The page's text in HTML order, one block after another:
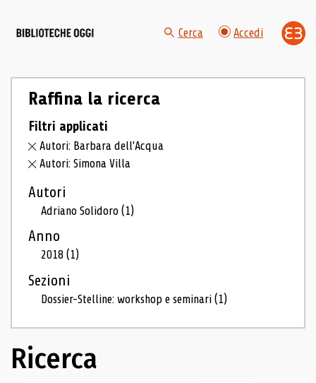
Cerca Accedi
Raffina la ricerca
Filtri applicati
Autori: Barbara dell'Acqua
Autori: Simona Villa
Autori
Adriano Solidoro(1)
Anno
2018(1)
Sezioni
Dossier-Stelline: workshop e seminari(1)
Ricerca